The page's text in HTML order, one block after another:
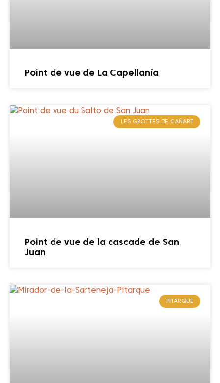
Point de vue de La Capellanía
LES GROTTES DE CAÑART
Point de vue de la cascade de San
Juan
PITARQUE